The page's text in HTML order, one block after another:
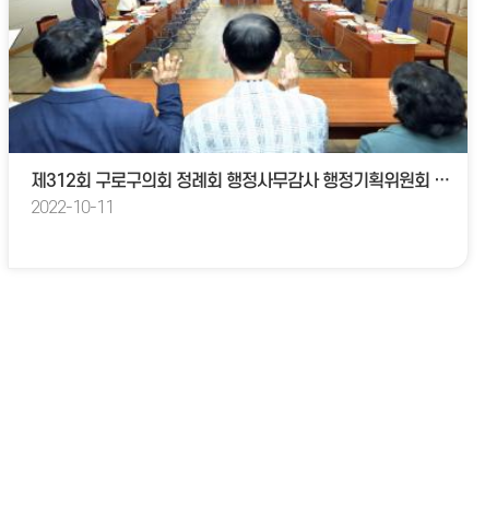
제312회 구로구의회 정례회 행정사무감사 행정기획위원회 소관
2022-10-11